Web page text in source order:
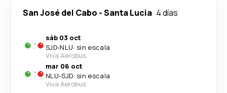
San José del Cabo -Santa Lucia 4 días
sáb 03 oct
SJD-NLU· sin escala
Viva Aerobus
mar 06 oct
NLU-SJD· sin escala
Viva Aerobus